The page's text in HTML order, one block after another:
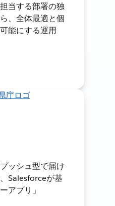
当する部署の独
、全体最適と個
能にする運用
ッシュ型で届け
Salesforceが基
アプリ」